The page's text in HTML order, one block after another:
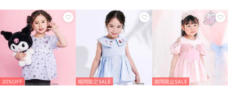
20%OFF 期間限定SALE 期間限定SALE